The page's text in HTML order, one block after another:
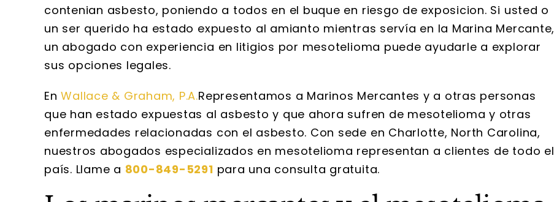
contenian asbesto, poniendo a todos en el buque en riesgo de exposicion. Si usted o
un ser querido ha estado expuesto al amianto mientras servía en la Marina Mercante,
un abogado con experiencia en litigios por mesotelioma puede ayudarle a explorar
sus opciones legales.
EnWallace & Graham, P.A.Representamos a Marinos Mercantes y a otras personas
que han estado expuestas al asbesto y que ahora sufren de mesotelioma y otras
enfermedades relacionadas con el asbesto. Con sede en Charlotte, North Carolina,
nuestros abogados especializados en mesotelioma representan a clientes de todo el
país. Llame a 800-849-5291 para una consulta gratuita.